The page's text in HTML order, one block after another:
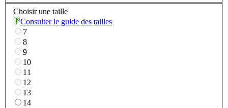
Choisir une taille
Consulter le guide des tailles
7
8
9
10
11
12
13
14